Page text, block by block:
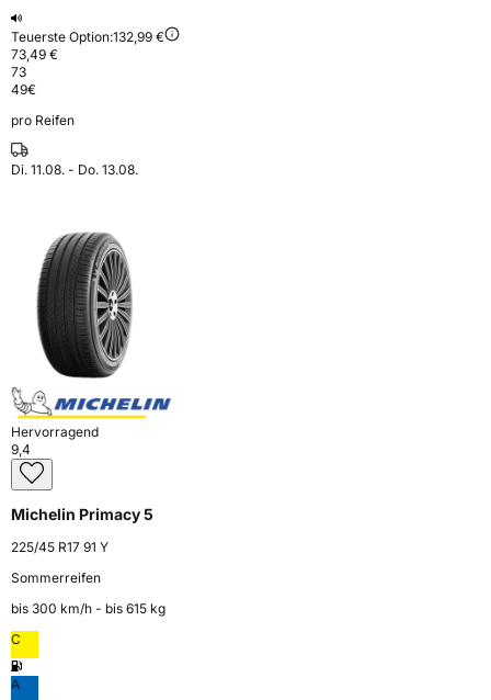
Teuerste Option:132,99 €
73,49 €
73
49€
pro Reifen
Di. 11.08. - Do. 13.08.
Hervorragend
9,4
Michelin Primacy 5
225/45 R17 91 Y
Sommerreifen
bis 300 km⁠/⁠h - bis 615 kg
C
A